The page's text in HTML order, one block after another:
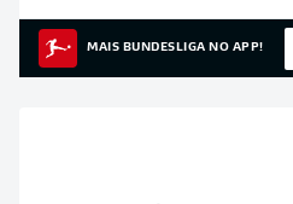
MAIS BUNDESLIGA NO APP!